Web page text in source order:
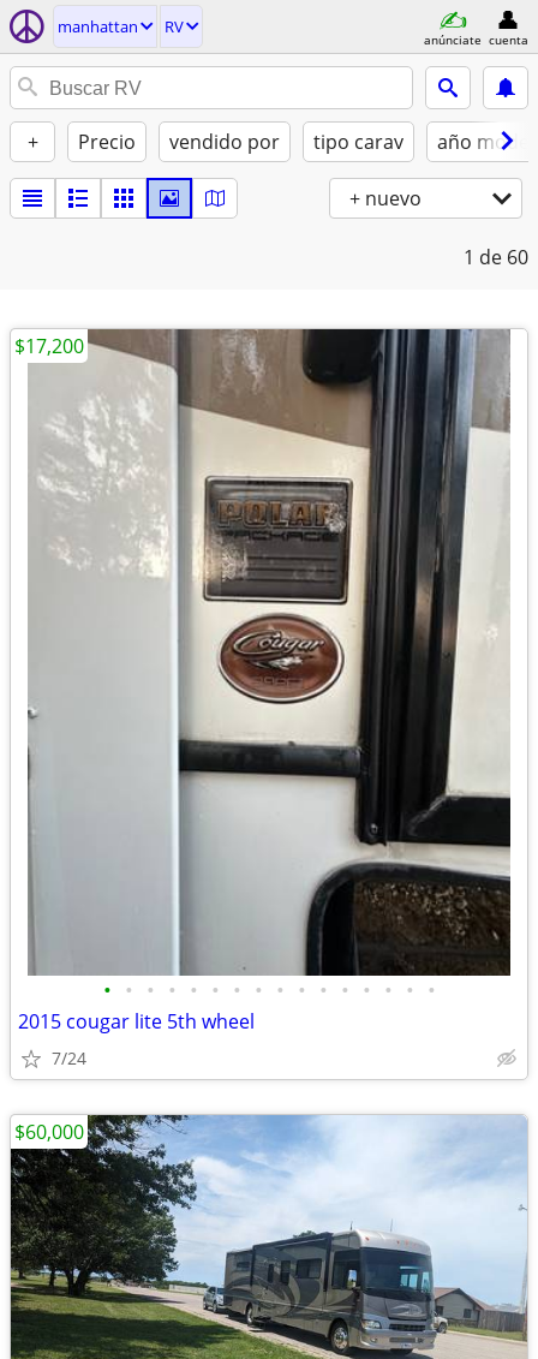
manhattan RV
anúnciate cuenta
+ Precio vendido por tipo carav año
+ nuevo
1 de 60
• • • • • • • • • • • • • • • •
2015 cougar lite 5th wheel
7/24
$17,200
$60,000